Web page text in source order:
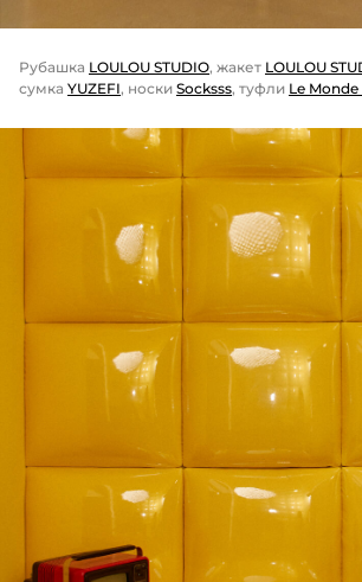
Рубашка LOULOU STUDIO, жакет LOULOU
сумка YUZEFI, носки Socksss, туфли Le